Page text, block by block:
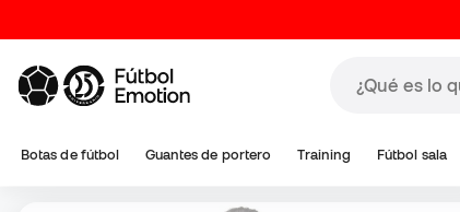
Botas de fútbol Guantes de portero Training Fútbol sala